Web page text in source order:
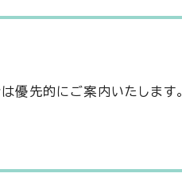
優先的にご案内いたします。